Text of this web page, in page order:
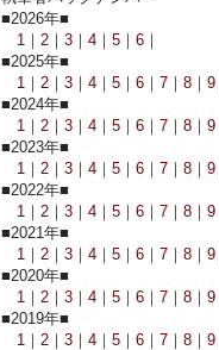
■2026年■
1 ｜ 2 ｜ 3 ｜ 4 ｜ 5 ｜ 6 ｜
■2025年■
1 ｜ 2 ｜ 3 ｜ 4 ｜ 5 ｜ 6 ｜ 7 ｜ 8 ｜ 9
■2024年■
1 ｜ 2 ｜ 3 ｜ 4 ｜ 5 ｜ 6 ｜ 7 ｜ 8 ｜ 9
■2023年■
1 ｜ 2 ｜ 3 ｜ 4 ｜ 5 ｜ 6 ｜ 7 ｜ 8 ｜ 9
■2022年■
1 ｜ 2 ｜ 3 ｜ 4 ｜ 5 ｜ 6 ｜ 7 ｜ 8 ｜ 9
■2021年■
1 ｜ 2 ｜ 3 ｜ 4 ｜ 5 ｜ 6 ｜ 7 ｜ 8 ｜ 9
■2020年■
1 ｜ 2 ｜ 3 ｜ 4 ｜ 5 ｜ 6 ｜ 7 ｜ 8 ｜ 9
■2019年■
1 ｜ 2 ｜ 3 ｜ 4 ｜ 5 ｜ 6 ｜ 7 ｜ 8 ｜ 9